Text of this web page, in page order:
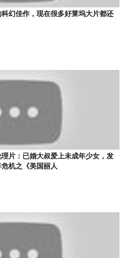
幻佳作，现在很多好莱坞大片都还
片：已婚大叔爱上未成年少女，发
机之《美国丽人